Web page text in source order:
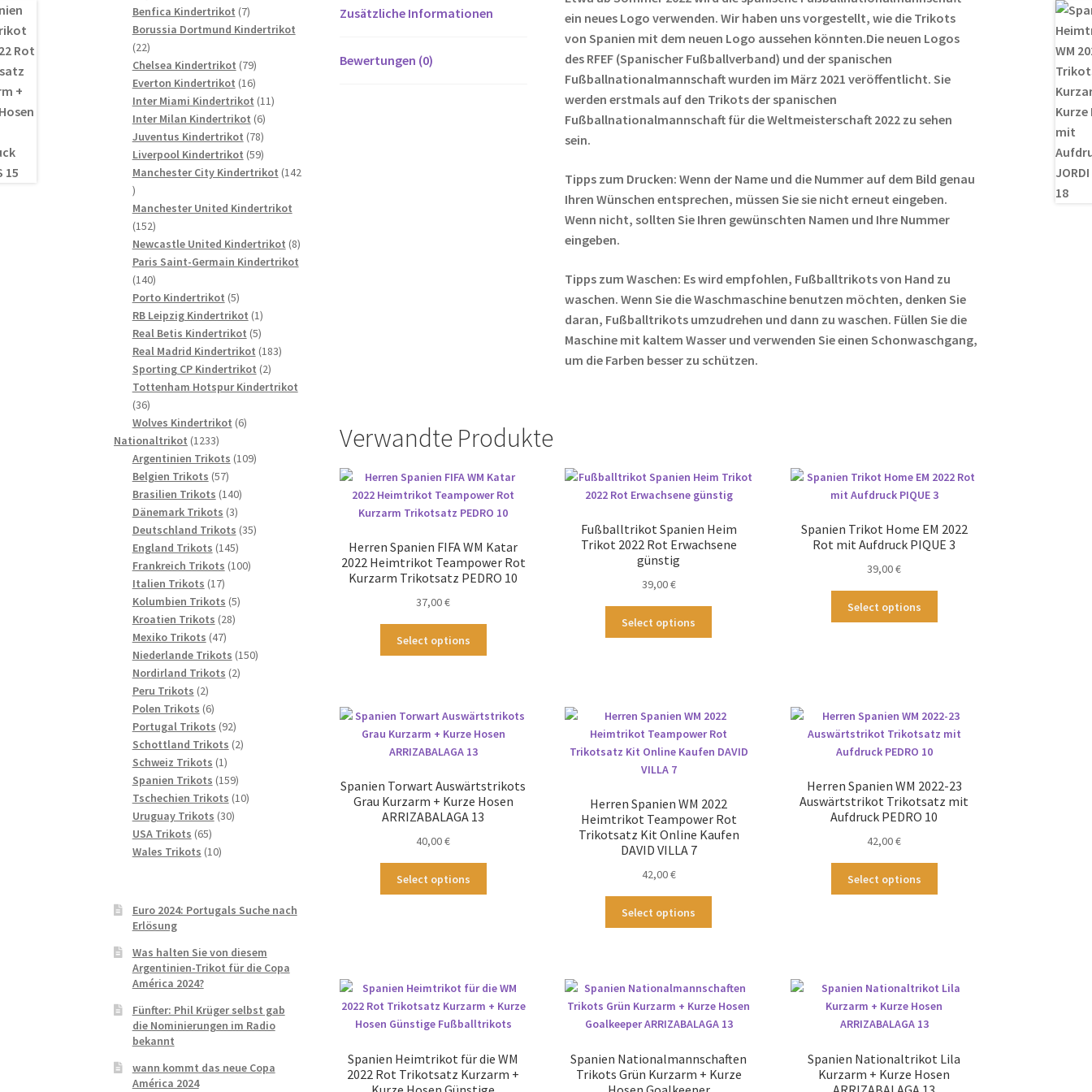
Zusätzliche Informationen
Bewertungen (0)
ein neues Logo verwenden. Wir haben uns vorgestellt, wie die Trikots
von Spanien mit dem neuen Logo aussehen könnten.Die neuen Logos
des RFEF (Spanischer Fußballverband) und der spanischen
Fußballnationalmannschaft wurden im März 2021 veröffentlicht. Sie
werden erstmals auf den Trikots der spanischen
Fußballnationalmannschaft für die Weltmeisterschaft 2022 zu sehen
sein.
Tipps zum Drucken: Wenn der Name und die Nummer auf dem Bild genau
Ihren Wünschen entsprechen, müssen Sie sie nicht erneut eingeben.
Wenn nicht, sollten Sie Ihren gewünschten Namen und Ihre Nummer
eingeben.
Tipps zum Waschen: Es wird empfohlen, Fußballtrikots von Hand zu
waschen. Wenn Sie die Waschmaschine benutzen möchten, denken Sie
daran, Fußballtrikots umzudrehen und dann zu waschen. Füllen Sie die
Maschine mit kaltem Wasser und verwenden Sie einen Schonwaschgang,
um die Farben besser zu schützen.
Verwandte Produkte
Herren Spanien FIFA WM Katar
2022 Heimtrikot Teampower Rot
Kurzarm Trikotsatz PEDRO 10
37,00€
Select options
auf.
Die
auf
der
werden
Fußballtrikot Spanien Heim
Trikot 2022 Rot Erwachsene
günstig
39,00€
Select options
Die
Optionen
können
Produktseite
gewählt
Spanien Trikot Home EM 2022
Rot mit Aufdruck PIQUE 3
39,00€
Select options
Optionen
können
Produktseite
gewählt
Spanien Torwart Auswärtstrikots
Grau Kurzarm + Kurze Hosen
ARRIZABALAGA 13
40,00€
Select options
Optionen
können
auf
Produktseite
gewählt
Herren Spanien WM 2022
Heimtrikot Teampower Rot
Trikotsatz Kit Online Kaufen
DAVID VILLA 7
42,00€
Select options
auf.
Die
Optionen
auf
der
Herren Spanien WM 2022-23
Auswärtstrikot Trikotsatz mit
Aufdruck PEDRO 10
42,00€
Select options
Optionen
können
Produktseite
Spanien Heimtrikot für die WM
2022 Rot Trikotsatz Kurzarm +
Spanien Nationalmannschaften
Trikots Grün Kurzarm + Kurze
Spanien Nationaltrikot Lila
Kurzarm + Kurze Hosen
Benfica Kindertrikot 77
Produkte
Borussia Dortmund Kindertrikot
2222
Produkte
Chelsea Kindertrikot 7979
Produkte
Everton Kindertrikot 1616
Produkte
Inter Miami Kindertrikot 1111
Inter Milan Kindertrikot 66
Produkte
Juventus Kindertrikot 7878
Produkte
Liverpool Kindertrikot 5959
Produkte
Manchester City Kindertrikot 142
142
Produkte
Manchester United Kindertrikot
152152
Produkte
Newcastle United Kindertrikot 88
Produkte
Paris Saint-Germain Kindertrikot
140140
Produkte
Porto Kindertrikot 55
Produkte
RB Leipzig Kindertrikot 11
Produkt
Real Betis Kindertrikot 55
Produkte
Real Madrid Kindertrikot 183183
Sporting CP Kindertrikot 22
Produkte
Tottenham Hotspur Kindertrikot
3636
Produkte
Wolves Kindertrikot 66
Nationaltrikot 12331233
Produkte
Argentinien Trikots 109109
Belgien Trikots 5757
Produkte
Brasilien Trikots 140140
Dänemark Trikots 33
Produkte
Deutschland Trikots 3535
England Trikots 145145
Produkte
Frankreich Trikots 100100
Italien Trikots 1717
Produkte
Kolumbien Trikots 55
Kroatien Trikots 2828
Mexiko Trikots 4747
Produkte
Niederlande Trikots 150150
Nordirland Trikots 22
Peru Trikots 22
Produkte
Polen Trikots 66
Produkte
Portugal Trikots 9292
Produkte
Schottland Trikots 22
Schweiz Trikots 11
Produkt
Spanien Trikots 159159
Produkte
Tschechien Trikots 1010
Uruguay Trikots 3030
USA Trikots 6565
Produkte
Wales Trikots 1010
Euro 2024: Portugals Suche nach
Erlösung
Was halten Sie von diesem
Argentinien-Trikot für die Copa
América 2024?
Fünfter: Phil Krüger selbst gab
die Nominierungen im Radio
bekannt
wann kommt das neue Copa
América 2024